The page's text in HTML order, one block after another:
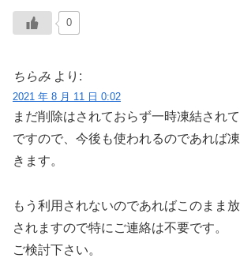
0
ちらみ より:
2021 年 8 月 11 日 0:02
まだ削除はされておらず一時凍結され
ですので、今後も使われるのであれば
きます。
もう利用されないのであればこのまま
されますので特にご連絡は不要です。
ご検討下さい。